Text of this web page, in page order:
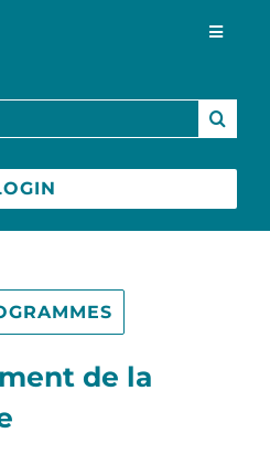
Toggle
de la